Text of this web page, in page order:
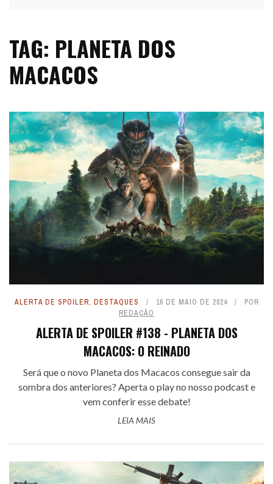
TAG: PLANETA DOS
MACACOS
ALERTA DE SPOILER, DESTAQUES 16 DE MAIO DE 2024
POR
REDAÇÃO
ALERTA DE SPOILER #138 - PLANETA DOS
MACACOS: O REINADO
Será que o novo Planeta dos Macacos consegue sair da
sombra dos anteriores? Aperta o play no nosso podcast e
vem conferir esse debate!
LEIA MAIS